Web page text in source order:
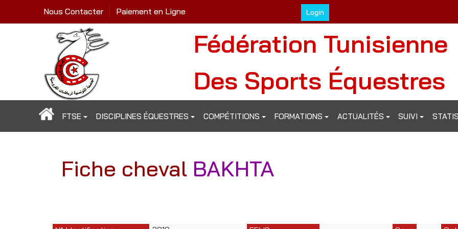
Login
Nous Contacter Paiement en Ligne
Fédération Tunisienne
Des Sports Équestres
FTSE DISCIPLINES ÉQUESTRES COMPÉTITIONS FORMATIONS ACTUALITÉS SUIVI
Fiche cheval BAKHTA